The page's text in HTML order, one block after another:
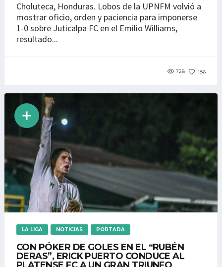
Choluteca, Honduras. Lobos de la UPNFM volvió a
mostrar oficio, orden y paciencia para imponerse
1-0 sobre Juticalpa FC en el Emilio Williams,
resultado...
728 186
LA LIGA NOTICIAS PORTADA
CON PÓKER DE GOLES EN EL “RUBÉN
DERAS”, ERICK PUERTO CONDUCE AL